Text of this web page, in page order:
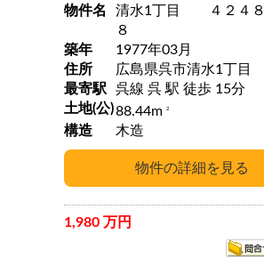
物件名
清水1丁目 ４２４８
８
築年
1977年03月
住所
広島県呉市清水1丁目
最寄駅
呉線 呉 駅 徒歩 15分
土地(公)88.44m2
構造 木造
1,980 万円